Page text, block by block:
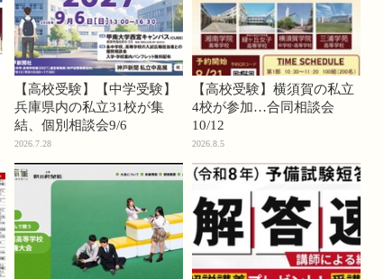
【高校受験】【中学受験】
兵庫県内の私立31校が集
結、個別相談会9/6
2026.7.28
【高校受験】横須賀の私立
4校が参加…合同相談会
10/12
2026.8.5